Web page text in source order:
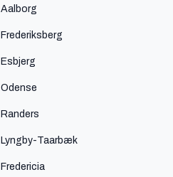
Aalborg
Frederiksberg
Esbjerg
Odense
Randers
Lyngby-Taarbæk
Fredericia